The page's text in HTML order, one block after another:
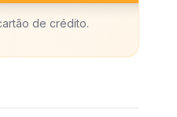
de crédito.